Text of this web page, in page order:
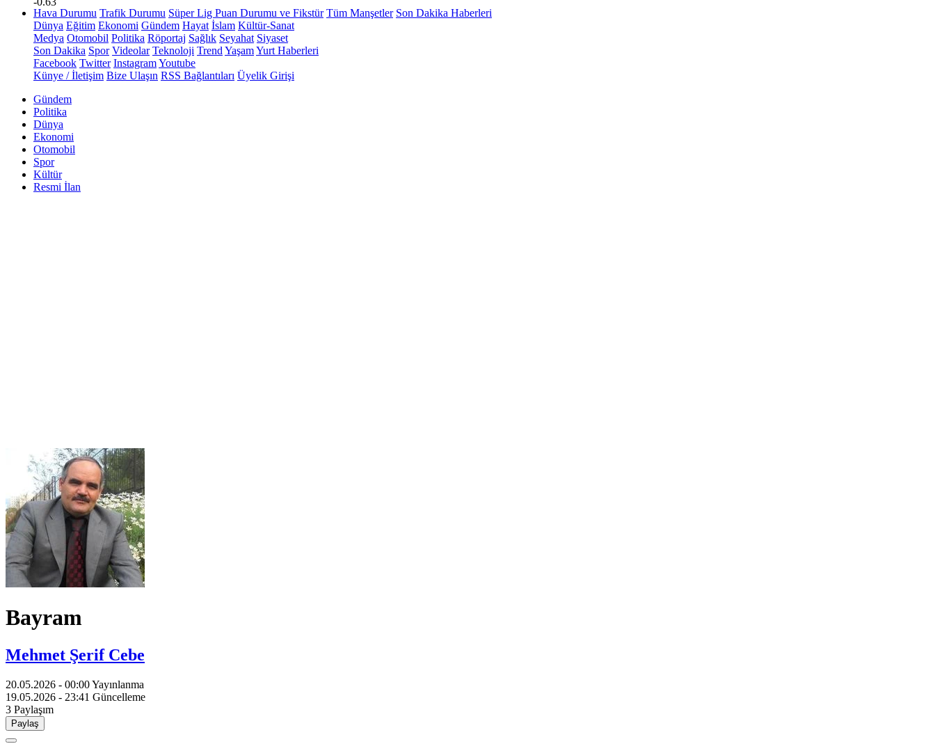
Hava Durumu Trafik Durumu Süper Lig Puan Durumu ve Fikstür Tüm Manşetler Son Dakika Haberleri
Dünya Eğitim Ekonomi Gündem Hayat İslam Kültür-Sanat
Medya Otomobil Politika Röportaj Sağlık Seyahat Siyaset
Son Dakika Spor Videolar Teknoloji Trend YaşamYurt Haberleri
Facebook Twitter InstagramYoutube
Künye / İletişim Bize Ulaşın RSS Bağlantıları Üyelik Girişi
Gündem
Politika
Dünya
Ekonomi
Otomobil
Spor
Kültür
Resmi İlan
Bayram
Mehmet Şerif Cebe
20.05.2026 - 00:00Yayınlanma
19.05.2026 - 23:41 Güncelleme
3 Paylaşım
Paylaş